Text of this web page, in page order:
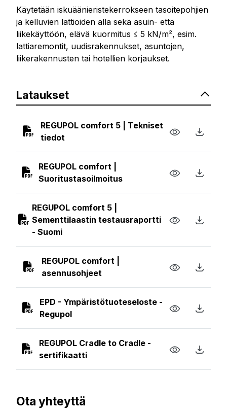
Käytetään iskuäänieristekerrokseen tasoitepohjien
ja kelluvien lattioiden alla sekä asuin- että
liikekäyttöön, elävä kuormitus ≤ 5 kN/m², esim.
lattiaremontit, uudisrakennukset, asuntojen,
liikerakennusten tai hotellien korjaukset.
Lataukset
REGUPOL comfort 5 | Tekniset
tiedot
REGUPOL comfort |
Suoritustasoilmoitus
REGUPOL comfort 5 |
Sementtilaastin testausraportti
- Suomi
REGUPOL comfort |
asennusohjeet
EPD - Ympäristötuoteseloste -
Regupol
REGUPOL Cradle to Cradle -
sertifikaatti
Ota yhteyttä